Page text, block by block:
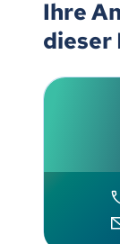
Ihre
dieser